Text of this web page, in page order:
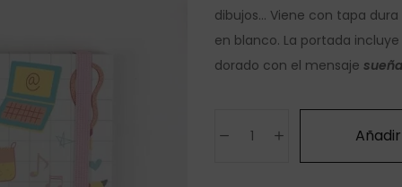
dibujos… Viene con tapa
en blanco. La portada
dorado con el mensaje